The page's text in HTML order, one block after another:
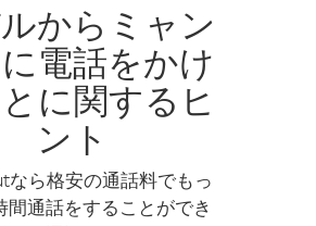
からミャン
電話をかけ
に関するヒ
ント
なら格安の通話料でもっ
間通話をすることができ